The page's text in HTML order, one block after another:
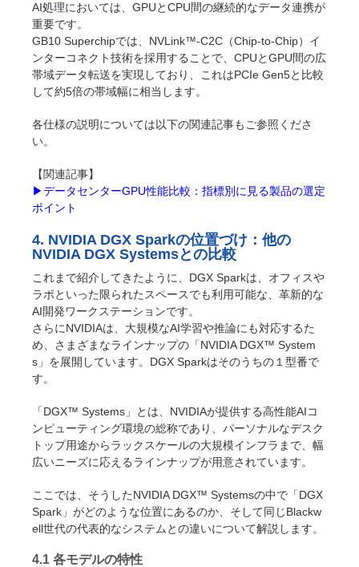
AI処理においては、GPUとCPU間の継続的なデータ連携が
重要です。
GB10 Superchipでは、NVLink™-C2C（Chip-to-Chip）イ
ンターコネクト技術を採用することで、CPUとGPU間の広
帯域データ転送を実現しており、これはPCIe Gen5と比較
して約5倍の帯域幅に相当します。
各仕様の説明については以下の関連記事もご参照くださ
い。
【関連記事】
▶︎データセンターGPU性能比較：指標別に見る製品の選定
ポイント
4. NVIDIA DGX Sparkの位置づけ：他の
NVIDIA DGX Systemsとの比較
これまで紹介してきたように、DGX Sparkは、オフィスや
ラボといった限られたスペースでも利用可能な、革新的な
AI開発ワークステーションです。
さらにNVIDIAは、大規模なAI学習や推論にも対応するた
め、さまざまなラインナップの「NVIDIA DGX™ System
s」を展開しています。DGX Sparkはそのうちの１型番で
す。
「DGX™ Systems」とは、NVIDIAが提供する高性能AIコ
ンピューティング環境の総称であり、パーソナルなデスク
トップ用途からラックスケールの大規模インフラまで、幅
広いニーズに応えるラインナップが用意されています。
ここでは、そうしたNVIDIA DGX™ Systemsの中で「DGX
Spark」がどのような位置にあるのか、そして同じBlackw
ell世代の代表的なシステムとの違いについて解説します。
4.1 各モデルの特性